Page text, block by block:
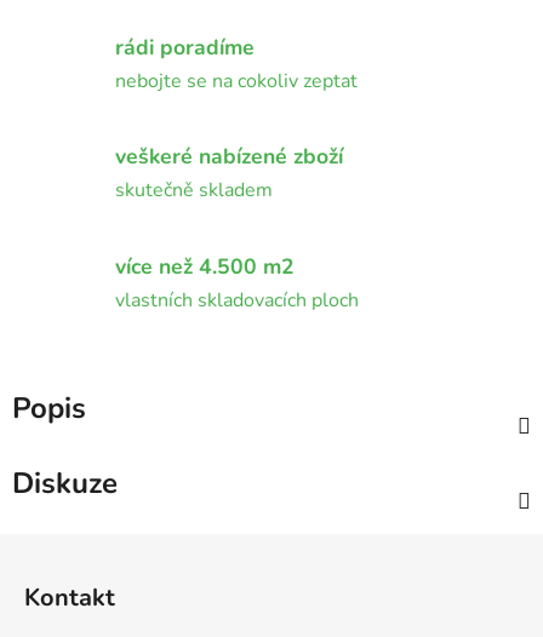
rádi poradíme
nebojte se na cokoliv zeptat
veškeré nabízené zboží
skutečně skladem
více než 4.500 m2
vlastních skladovacích ploch
Popis
Diskuze
Kontakt